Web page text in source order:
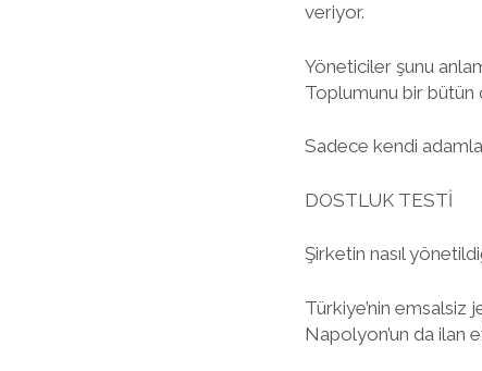
veriyor.
Yöneticiler şunu
Toplumunu bir bütün
Sadece kendi
DOSTLUK TESTİ
Şirketin nasıl
Türkiye’nin emsalsiz
Napolyon’un da ilan